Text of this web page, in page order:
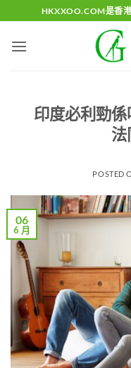
to
content
HKXXOO.COM是香
印度必利勁
法
POSTED
06
6 月